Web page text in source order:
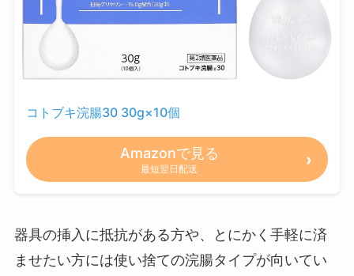
コトブキ浣腸30 30g×10個
Amazonで見る
最短翌日配送
器具の挿入に抵抗がある方や、とにかく手軽に済
ませたい方には使い捨ての浣腸タイプが向いてい